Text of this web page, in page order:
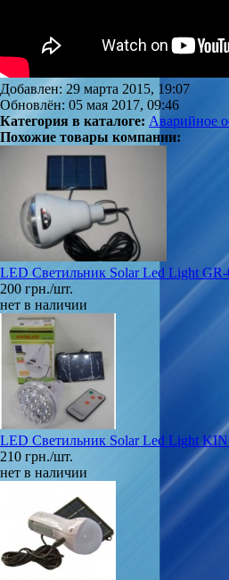
Добавлен: 29 марта 2015, 19:07
Обновлён: 05 мая 2017, 09:46
Категория в каталоге: Аварийное
Похожие товары компании:
LED Светильник Solar Led Light GR-
200 грн./шт.
нет в наличии
LED Светильник Solar Led Light
210 грн./шт.
нет в наличии